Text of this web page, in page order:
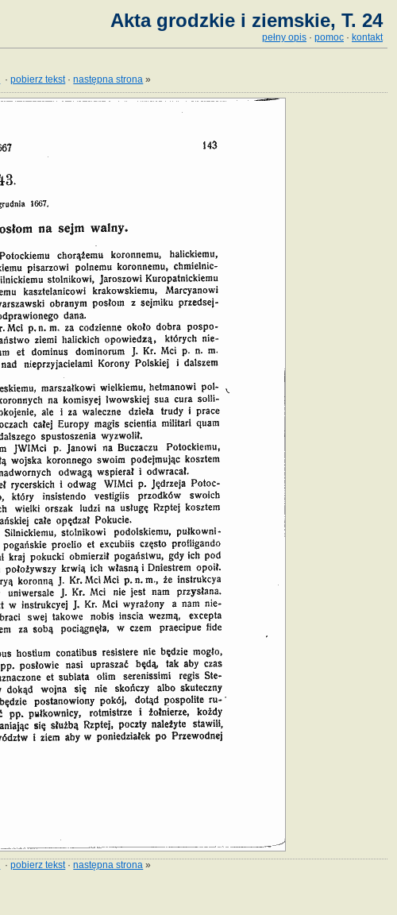
Akta grodzkie i ziemskie, T. 24
pełny opis · pomoc · kontakt
·pobierz tekst·następna strona »
·pobierz tekst·następna strona »